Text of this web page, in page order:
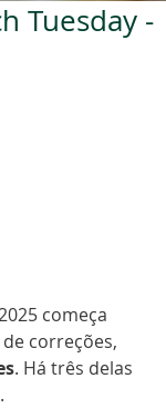
Tuesday -
começa
correções,
. Há três delas